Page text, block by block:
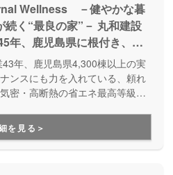
Wellness －健やかな暮
最良の家”－ 丸和建設
年、鹿児島県に根付き、
事業を展開しています。こ
住まいを提供させていただ
の幸せを実現できる本当に
暮らしと美しいデザインが続
す。 家族皆、いつ
ンスにも力を入れている、頼れ
密・高断熱の省エネ最高等級の
息・鼻炎などが改善したという
ん。宿泊体感ができるモデルハ
を見る＞